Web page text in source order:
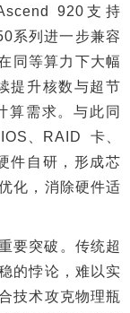
920支持
系列进一步兼容
同等算力下大幅
提升核数与超节
算需求。与此同
、RAID 卡、
件自研，形成芯
化，消除硬件适
突破。传统超
的悖论，难以实
技术攻克物理瓶